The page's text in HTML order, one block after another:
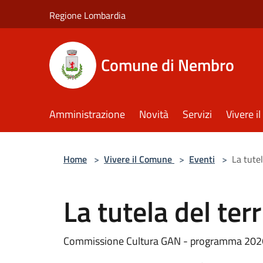
Regione Lombardia
Comune di Nembro
Amministrazione Novità Servizi Vivere
Home > Vivere il Comune > Eventi > La
La tutela del
Commissione Cultura GAN - programma